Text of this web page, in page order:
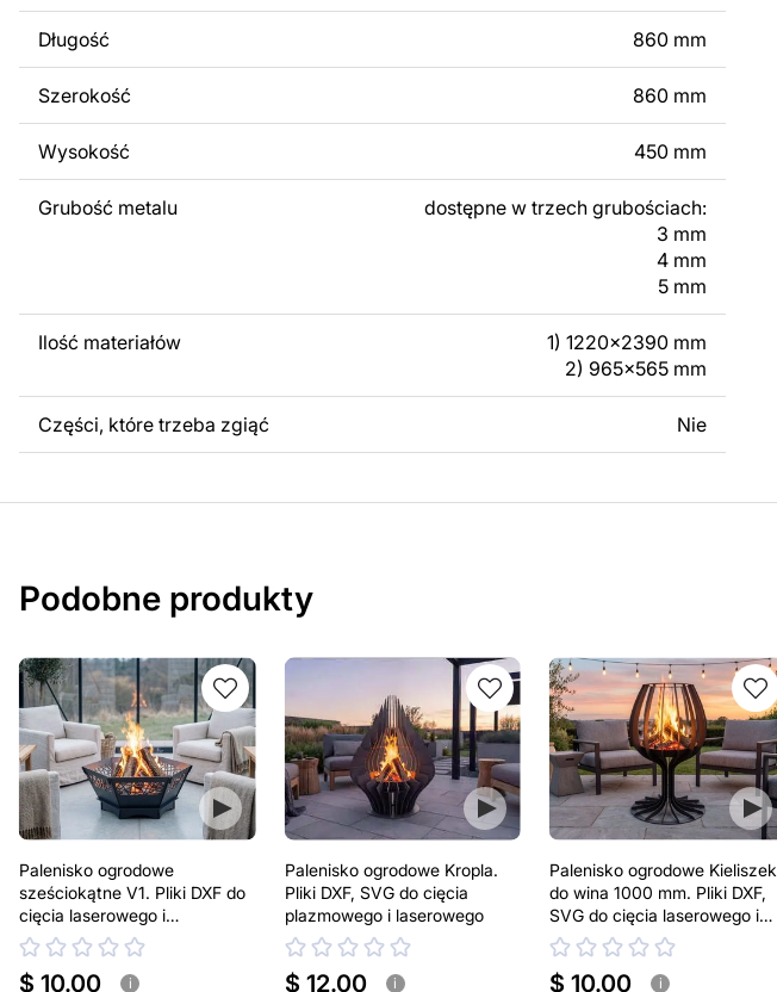
Jeśli masz jakiekolwiek pytania lub potrzebujesz pomocy, skontaktuj się z nami
w dowolnym momencie – zawsze chętnie pomożemy.
Długość 860 mm
Szerokość 860 mm
Wysokość 450 mm
Grubość metalu
dostępne w trzech grubościach:
3 mm
4 mm
5 mm
Ilość materiałów
1) 1220x2390 mm
2) 965x565 mm
Części, które trzeba zgiąć Nie
Podobne produkty
Palenisko ogrodowe
sześciokątne V1. Pliki DXF do
cięcia laserowego i
plazmowego
$ 10.00 i
Palenisko ogrodowe Kropla.
Pliki DXF, SVG do cięcia
plazmowego i laserowego
$ 12.00 i
Palenisko ogrodowe Kieliszek
do wina 1000 mm. Pliki DXF,
SVG do cięcia laserowego i
plazmowego
$ 10.00 i